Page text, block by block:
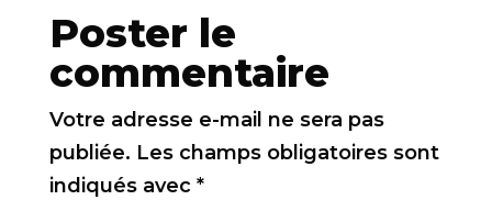
Poster le
commentaire
Votre adresse e-mail ne sera pas
publiée. Les champs obligatoires sont
indiqués avec *